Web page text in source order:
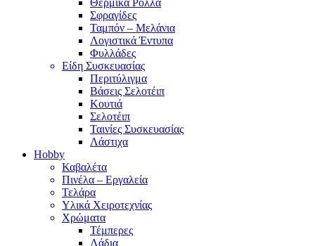
Θερμικά Ρολλά
Σφραγίδες
Ταμπόν – Μελάνια
Λογιστικά Έντυπα
Φυλλάδες
Είδη Συσκευασίας
Περιτύλιγμα
Βάσεις Σελοτέιπ
Κουτιά
Σελοτέιπ
Ταινίες Συσκευασίας
Λάστιχα
Hobby
Καβαλέτα
Πινέλα – Εργαλεία
Τελάρα
Υλικά Χειροτεχνίας
Χρώματα
Τέμπερες
Λάδια